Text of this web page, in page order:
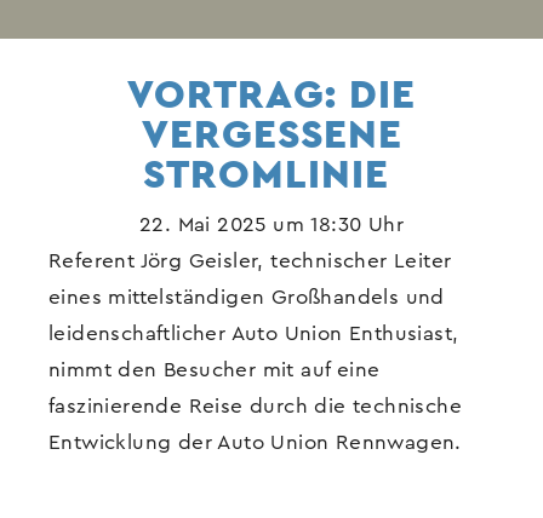
VORTRAG: DIE
VERGESSENE
STROMLINIE
22. Mai 2025 um 18:30 Uhr
Referent Jörg Geisler, technischer Leiter
eines mittelständigen Großhandels und
leidenschaftlicher Auto Union Enthusiast,
nimmt den Besucher mit auf eine
faszinierende Reise durch die technische
Entwicklung der Auto Union Rennwagen.